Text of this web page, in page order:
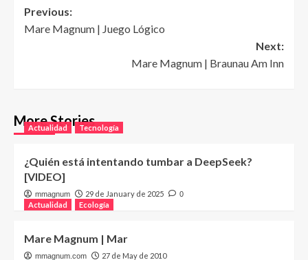
Post
navigation
Previous:
Mare Magnum | Juego Lógico
Next:
Mare Magnum | Braunau Am Inn
More Stories
Actualidad Tecnología
¿Quién está intentando tumbar a DeepSeek?
[VIDEO]
mmagnum 29 de January de 2025 0
Actualidad Ecología
Mare Magnum | Mar
mmagnum.com
27 de May de 2010